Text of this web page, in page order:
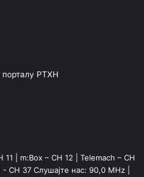
РТХН
11 | m:Box – CH 12 | Telemach – CH
CH 37 Слушајте нас: 90,0 MHz |